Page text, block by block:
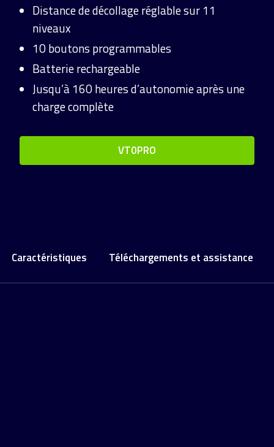
Distance de décollage réglable sur 11
niveaux
10 boutons programmables
Batterie rechargeable
Jusqu’à 160 heures d’autonomie après une
charge complète
VT0PRO
Caractéristiques Téléchargements et assistance